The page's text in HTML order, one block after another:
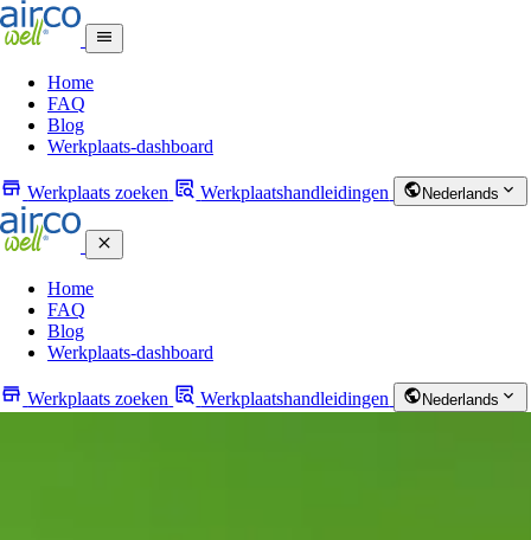
Home
FAQ
Blog
Werkplaats-dashboard
Werkplaats zoeken Werkplaatshandleidingen Nederlands
Home
FAQ
Blog
Werkplaats-dashboard
Werkplaats zoeken Werkplaatshandleidingen Nederlands